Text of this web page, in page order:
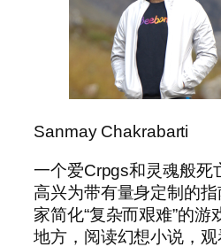
Sanmay Chakrabarti
一个爱Crpgs和灵魂般死
高兴为带有量身定制的
家简化“复杂而艰难”的
地方，阅读幻想小说，